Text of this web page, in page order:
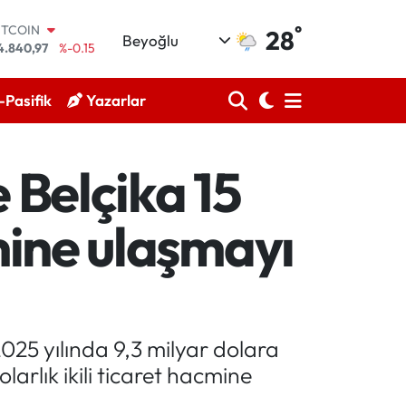
%0.18
%0.38
%-14
Beyoğlu 28°
Yazarlar
15
ulaşmayı
yılında 9,3 milyar dolara
ikili ticaret hacmine